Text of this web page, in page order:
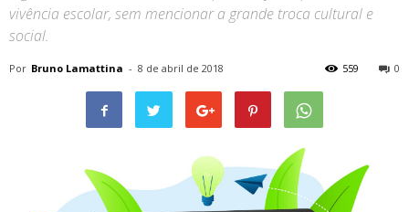
vivência escolar, sem mencionar a grande troca cultural e
social.
Por Bruno Lamattina - 8 de abril de 2018 0
559